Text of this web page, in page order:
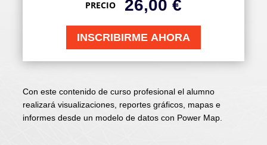
Con este contenido de curso profesional el alumno
realizará visualizaciones, reportes gráficos, mapas e
informes desde un modelo de datos con Power Map.
PRECIO 26,00 €
INSCRIBIRME AHORA